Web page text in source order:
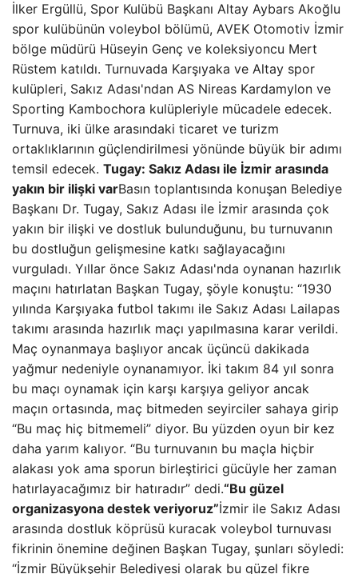
İlker Ergüllü, Spor Kulübü Başkanı Altay Aybars Akoğlu
spor kulübünün voleybol bölümü, AVEK Otomotiv İzmir
bölge müdürü Hüseyin Genç ve koleksiyoncu Mert
Rüstem katıldı. Turnuvada Karşıyaka ve Altay spor
kulüpleri, Sakız Adası'ndan AS Nireas Kardamylon ve
Sporting Kambochora kulüpleriyle mücadele edecek.
Turnuva, iki ülke arasındaki ticaret ve turizm
ortaklıklarının güçlendirilmesi yönünde büyük bir adımı
temsil edecek. Tugay: Sakız Adası ile İzmir arasında
yakın bir ilişki varBasın toplantısında konuşan Belediye
Başkanı Dr. Tugay, Sakız Adası ile İzmir arasında çok
yakın bir ilişki ve dostluk bulunduğunu, bu turnuvanın
bu dostluğun gelişmesine katkı sağlayacağını
vurguladı. Yıllar önce Sakız Adası'nda oynanan hazırlık
maçını hatırlatan Başkan Tugay, şöyle konuştu: “1930
yılında Karşıyaka futbol takımı ile Sakız Adası Lailapas
takımı arasında hazırlık maçı yapılmasına karar verildi.
Maç oynanmaya başlıyor ancak üçüncü dakikada
yağmur nedeniyle oynanamıyor. İki takım 84 yıl sonra
bu maçı oynamak için karşı karşıya geliyor ancak
maçın ortasında, maç bitmeden seyirciler sahaya girip
“Bu maç hiç bitmemeli” diyor. Bu yüzden oyun bir kez
daha yarım kalıyor. “Bu turnuvanın bu maçla hiçbir
alakası yok ama sporun birleştirici gücüyle her zaman
hatırlayacağımız bir hatıradır” dedi.“Bu güzel
organizasyona destek veriyoruz”İzmir ile Sakız Adası
arasında dostluk köprüsü kuracak voleybol turnuvası
fikrinin önemine değinen Başkan Tugay, şunları söyledi:
“İzmir Büyükşehir Belediyesi olarak bu güzel fikre